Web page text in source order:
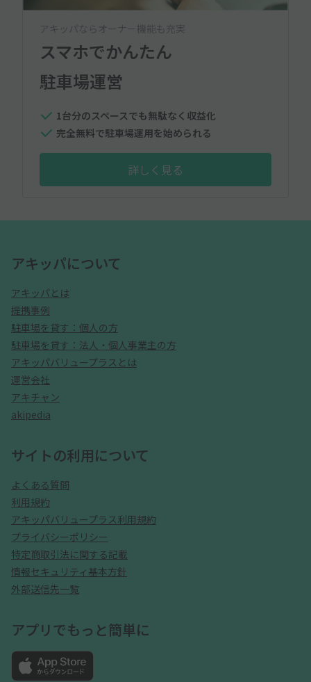
アキッパならオーナー機能も充実
スマホでかんたん
駐車場運営
1台分のスペースでも無駄なく収益化
完全無料で駐車場運用を始められる
詳しく見る
アキッパについて
アキッパとは
提携事例
駐車場を貸す：個人の方
駐車場を貸す：法人・個人事業主の方
アキッパバリュープラスとは
運営会社
アキチャン
akipedia
サイトの利用について
よくある質問
利用規約
アキッパバリュープラス利用規約
プライバシーポリシー
特定商取引法に関する記載
情報セキュリティ基本方針
外部送信先一覧
アプリでもっと簡単に